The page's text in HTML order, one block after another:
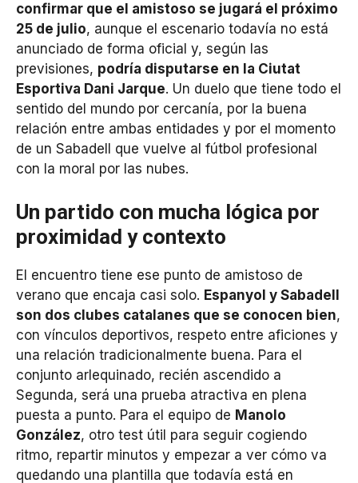
confirmar que el amistoso se jugará el próximo
25 de julio, aunque el escenario todavía no está
anunciado de forma oficial y, según las
previsiones, podría disputarse en la Ciutat
Esportiva Dani Jarque. Un duelo que tiene todo el
sentido del mundo por cercanía, por la buena
relación entre ambas entidades y por el momento
de un Sabadell que vuelve al fútbol profesional
con la moral por las nubes.
Un partido con mucha lógica por
proximidad y contexto
El encuentro tiene ese punto de amistoso de
verano que encaja casi solo. Espanyol y Sabadell
son dos clubes catalanes que se conocen bien,
con vínculos deportivos, respeto entre aficiones y
una relación tradicionalmente buena. Para el
conjunto arlequinado, recién ascendido a
Segunda, será una prueba atractiva en plena
puesta a punto. Para el equipo de Manolo
González, otro test útil para seguir cogiendo
ritmo, repartir minutos y empezar a ver cómo va
quedando una plantilla que todavía está en